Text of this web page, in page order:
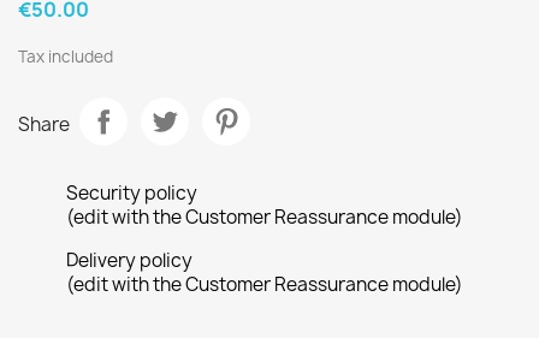
€50.00
Tax included
Share
Security policy
(edit with the Customer Reassurance module)
Delivery policy
(edit with the Customer Reassurance module)